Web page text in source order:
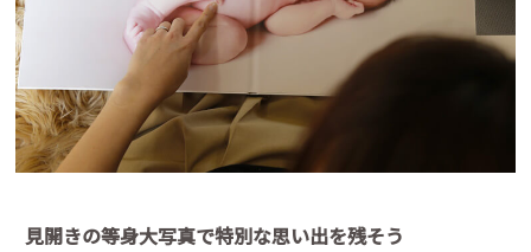
見開きの等身大写真で特別な思い出を残そう